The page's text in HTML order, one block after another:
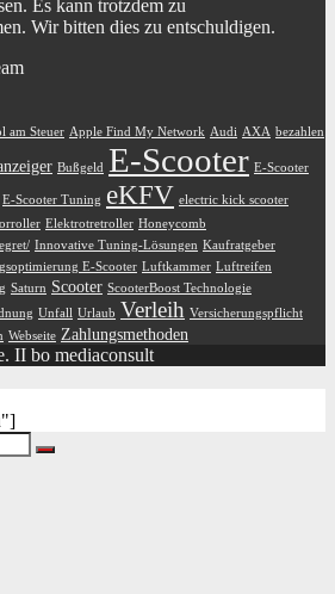
Es kann trotzdem zu
Wir bitten dies zu entschuldigen.
am Steuer Apple Find My Network Audi AXA bezahlen
Bußgeld E-Scooter E-Scooter
E-Scooter Tuning eKFV electric kick scooter
Elektrotretroller Honeycomb
Innovative Tuning-Lösungen Kaufratgeber
E-Scooter Luftkammer Luftreifen
Saturn Scooter ScooterBoost Technologie
Unfall Urlaub Verleih Versicherungspflicht
Webseite Zahlungsmethoden
II bo mediaconsult